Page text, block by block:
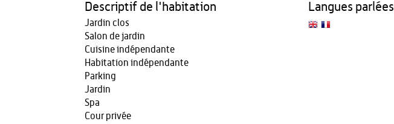
Descriptif de l'habitation
Jardin clos
Salon de jardin
Cuisine indépendante
Habitation indépendante
Parking
Jardin
Spa
Cour privée
Langues parlées